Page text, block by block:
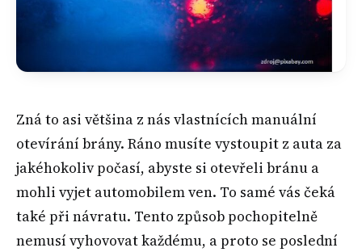
Zná to asi většina z nás vlastnících manuální
otevírání brány. Ráno musíte vystoupit z auta za
jakéhokoliv počasí, abyste si otevřeli bránu a
mohli vyjet automobilem ven. To samé vás čeká
také při návratu. Tento způsob pochopitelně
nemusí vyhovovat každému, a proto se poslední